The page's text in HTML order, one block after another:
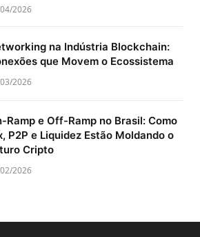
2026
na Indústria Blockchain:
que Movem o Ecossistema
2026
Ramp e Off-Ramp no Brasil: Como
P2P e Liquidez Estão Moldando o
Cripto
2026